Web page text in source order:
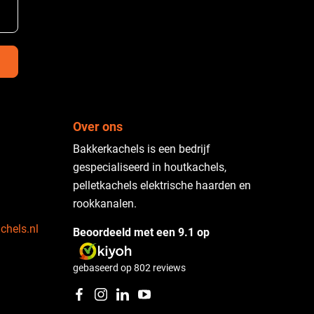
Over ons
Bakkerkachels is een bedrijf
gespecialiseerd in houtkachels,
pelletkachels elektrische haarden en
rookkanalen.
Beoordeeld met een 9.1 op
gebaseerd op802 reviews